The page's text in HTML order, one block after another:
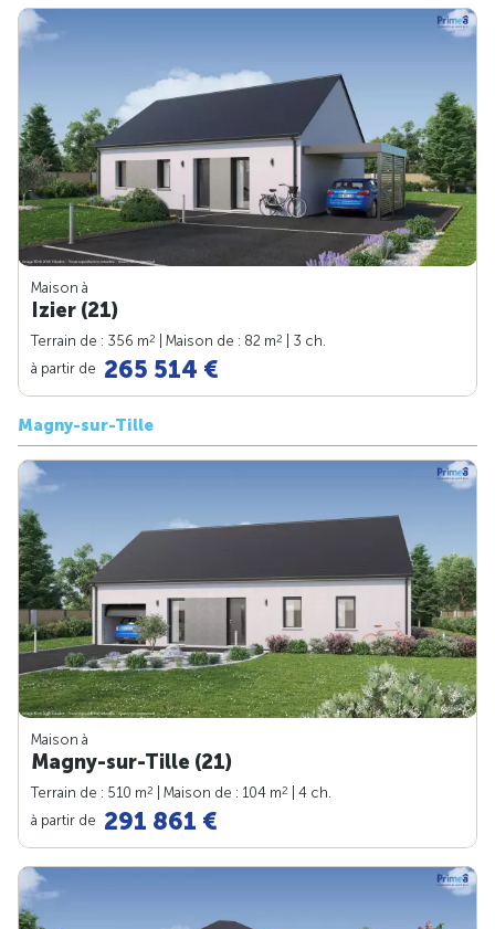
Maison à
Izier (21)
Terrain de : 356 m2 | Maison de : 82 m2
| 3 ch.
à partir de 265 514 €
Magny-sur-Tille
Maison à
Magny-sur-Tille (21)
Terrain de : 510 m2 | Maison de : 104 m2
| 4 ch.
à partir de 291 861 €